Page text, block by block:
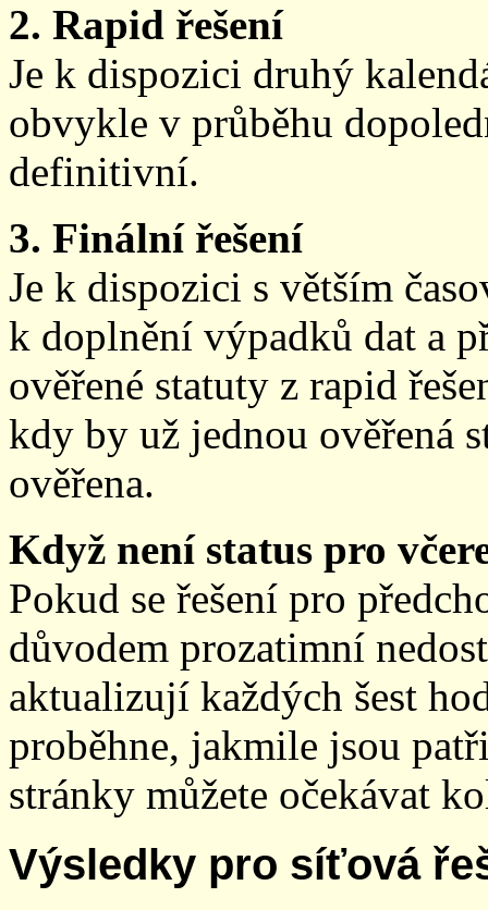
2. Rapid řešení
Je k dispozici druhý
obvykle v průběhu
definitivní.
3. Finální řešení
Je k dispozici s větším
k doplnění výpadků dat a
ověřené statuty z rapid
kdy by už jednou ověřená
ověřena.
Když není status pro
Pokud se řešení pro
důvodem prozatimní
aktualizují každých šest
proběhne, jakmile jsou
stránky můžete očekávat
Výsledky pro síťová